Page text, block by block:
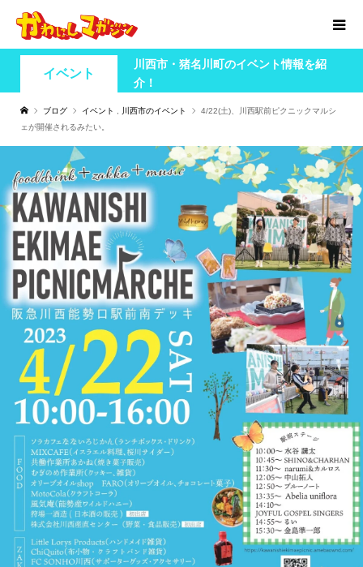
イベント
川西市・猪名川町のイベント情報を紹
介！
ブログ イベント 川西市のイベント
4/22(土)、川西駅前ピクニックマルシ
ェが開催されるみたい。